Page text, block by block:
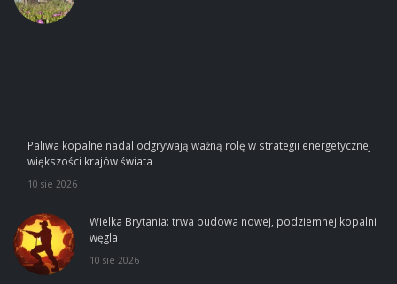
Paliwa kopalne nadal odgrywają ważną rolę w strategii energetycznej
większości krajów świata
10 sie 2026
Wielka Brytania: trwa budowa nowej, podziemnej kopalni
węgla
10 sie 2026